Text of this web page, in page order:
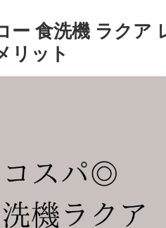
ー 食洗機 ラク
リット